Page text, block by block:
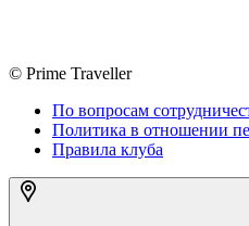
© Prime Traveller
По вопросам
Политика в отношении
Правила клуба